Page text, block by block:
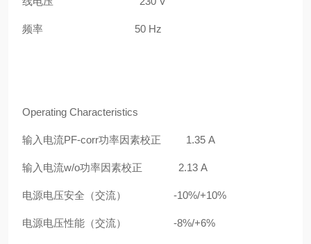
频率 50 Hz
Operating Characteristics
输入电流PF-corr功率因素校正 1.35 A
输入电流w/o功率因素校正 2.13 A
电源电压安全（交流） -10%/+10%
电源电压性能（交流） -8%/+6%